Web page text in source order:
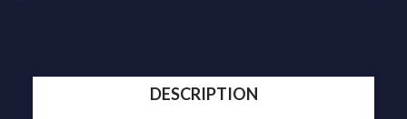
DESCRIPTION